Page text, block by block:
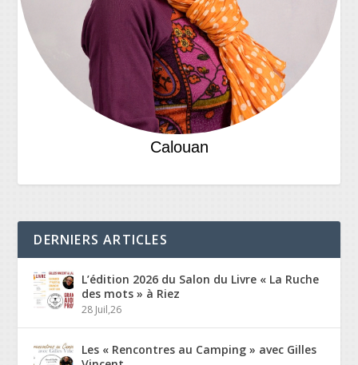
Calouan
DERNIERS ARTICLES
L’édition 2026 du Salon du Livre « La Ruche
des mots » à Riez
28 Juil,26
Les « Rencontres au Camping » avec Gilles